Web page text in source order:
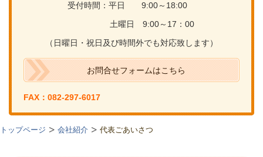
受付時間：平日 9:00～18:00
土曜日 9:00～17：00
（日曜日・祝日及び時間外でも対応致します）
お問合せフォームはこちら
FAX：082-297-6017
トップページ 会社紹介 代表ごあいさつ